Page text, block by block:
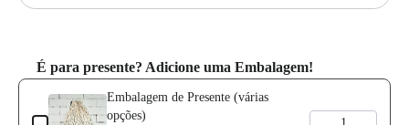
É para presente? Adicione uma Embalagem!
Use the Previous and Next buttons to navigate through product
Embalagem de Presente (várias
opções)